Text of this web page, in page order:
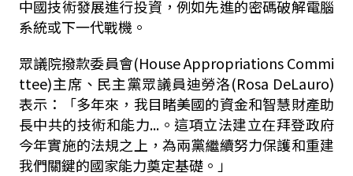
中國技術發展進行投資，例如先進的密碼破解電腦
系統或下一代戰機。
眾議院撥款委員會(House Appropriations Commi
ttee)主席、民主黨眾議員迪勞洛(Rosa DeLauro)
表示：「多年來，我目睹美國的資金和智慧財產助
長中共的技術和能力...。這項立法建立在拜登政府
今年實施的法規之上，為兩黨繼續努力保護和重建
我們關鍵的國家能力奠定基礎。」